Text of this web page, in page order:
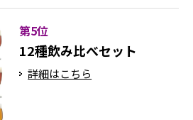
第5位
12種飲み比べセット
詳細はこちら